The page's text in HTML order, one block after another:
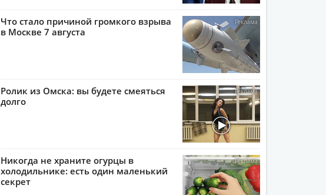
Что стало причиной громкого взрыва
в Москве 7 августа
Ролик из Омска: вы будете смеяться
долго
Никогда не храните огурцы в
холодильнике: есть один маленький
секрет